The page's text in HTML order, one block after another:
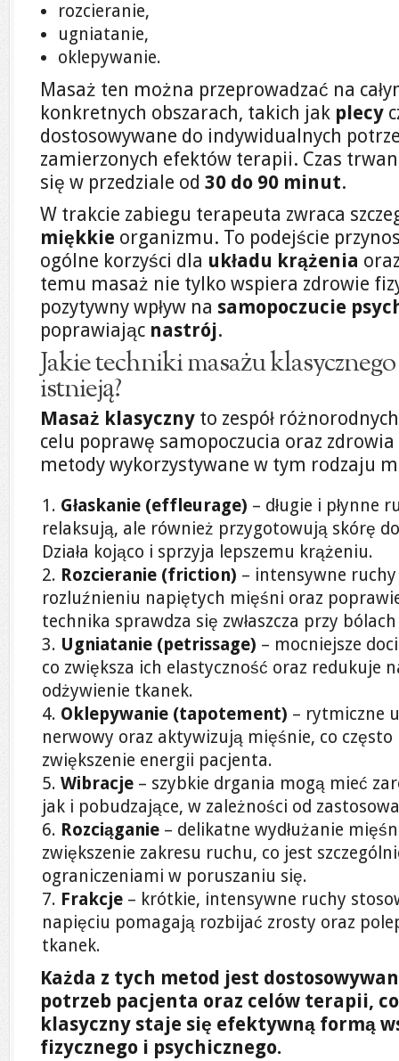
rozcieranie,
ugniatanie,
oklepywanie.
Masaż ten można przeprowadzać na
konkretnych obszarach, takich jak plecy
dostosowywane do indywidualnych
zamierzonych efektów terapii. Czas
się w przedziale od 30 do 90 minut.
W trakcie zabiegu terapeuta zwraca
miękkie organizmu. To podejście
ogólne korzyści dla układu krążenia
temu masaż nie tylko wspiera zdrowie
pozytywny wpływ na samopoczucie
poprawiając nastrój.
Jakie techniki masażu
istnieją?
Masaż klasyczny to zespół
celu poprawę samopoczucia oraz
metody wykorzystywane w tym rodzaju
Głaskanie (effleurage) – długie i płynne
relaksują, ale również przygotowują skórę
Działa kojąco i sprzyja lepszemu krążeniu.
Rozcieranie (friction) – intensywne
rozluźnieniu napiętych mięśni oraz
technika sprawdza się zwłaszcza przy
Ugniatanie (petrissage) – mocniejsze
co zwiększa ich elastyczność oraz redukuje
odżywienie tkanek.
Oklepywanie (tapotement) – rytmiczne
nerwowy oraz aktywizują mięśnie, co często
zwiększenie energii pacjenta.
Wibracje – szybkie drgania mogą mieć
jak i pobudzające, w zależności od
Rozciąganie – delikatne wydłużanie
zwiększenie zakresu ruchu, co jest
ograniczeniami w poruszaniu się.
Frakcje – krótkie, intensywne ruchy
napięciu pomagają rozbijać zrosty oraz
tkanek.
Każda z tych metod jest
potrzeb pacjenta oraz celów terapii,
klasyczny staje się efektywną formą
fizycznego i psychicznego.